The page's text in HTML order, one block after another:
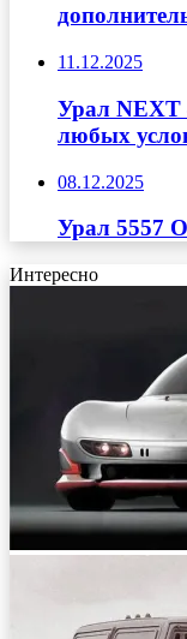
11.12.2025
Урал
любых
08.12.2025
Урал 5557
Интересно